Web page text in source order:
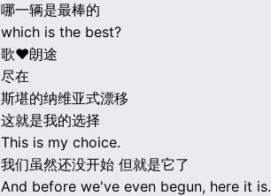
哪一辆是最棒的
which is the best?
歌♥朗途
尽在
斯堪的纳维亚式漂移
这就是我的选择
This is my choice.
我们虽然还没开始 但就是它了
And before we've even begun, here it is.